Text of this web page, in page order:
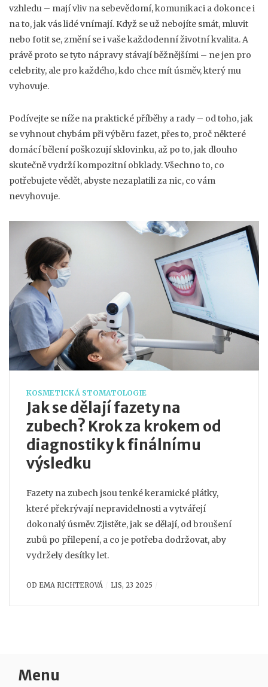
vzhledu – mají vliv na sebevědomí, komunikaci a dokonce i
na to, jak vás lidé vnímají. Když se už nebojíte smát, mluvit
nebo fotit se, změní se i vaše každodenní životní kvalita. A
právě proto se tyto nápravy stávají běžnějšími – ne jen pro
celebrity, ale pro každého, kdo chce mít úsměv, který mu
vyhovuje.
Podívejte se níže na praktické příběhy a rady – od toho, jak
se vyhnout chybám při výběru fazet, přes to, proč některé
domácí bělení poškozují sklovinku, až po to, jak dlouho
skutečně vydrží kompozitní obklady. Všechno to, co
potřebujete vědět, abyste nezaplatili za nic, co vám
nevyhovuje.
KOSMETICKÁ STOMATOLOGIE
Jak se dělají fazety na
zubech? Krok za krokem od
diagnostiky k finálnímu
výsledku
Fazety na zubech jsou tenké keramické plátky,
které překrývají nepravidelnosti a vytvářejí
dokonalý úsměv. Zjistěte, jak se dělají, od broušení
zubů po přilepení, a co je potřeba dodržovat, aby
vydržely desítky let.
OD EMA RICHTEROVÁ LIS, 23 2025
Menu